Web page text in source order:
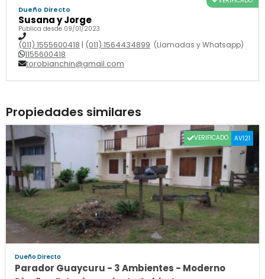
Dueño Directo
Susana y Jorge
Publica desde 09/01/2023
(011) 1555600418 | (011) 1564434899 (Llamadas y Whatsapp)
1155600418
torobianchin@gmail.com
Propiedades similares
VERIFICADO AV121
Dueño Directo
Parador Guaycuru - 3 Ambientes - Moderno